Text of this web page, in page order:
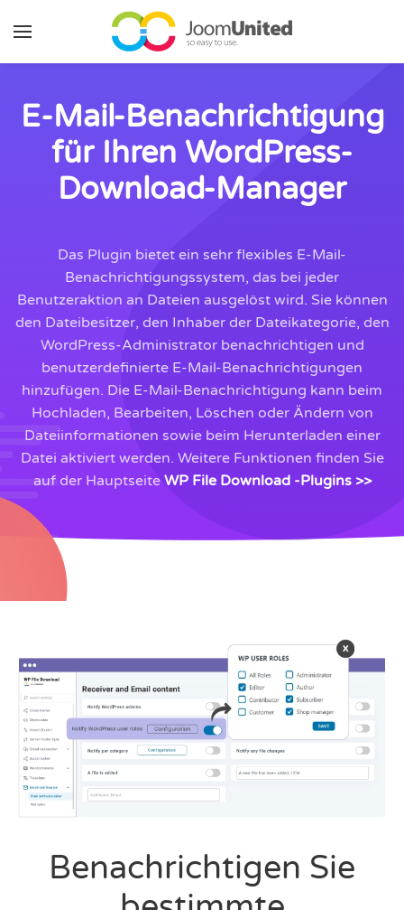
Zum Hauptinhalt springen
E-Mail-Benachrichtigung
für Ihren WordPress-
Download-Manager
Das Plugin bietet ein sehr flexibles E-Mail-
Benachrichtigungssystem, das bei jeder
Benutzeraktion an Dateien ausgelöst wird. Sie können
den Dateibesitzer, den Inhaber der Dateikategorie, den
WordPress-Administrator benachrichtigen und
benutzerdefinierte E-Mail-Benachrichtigungen
hinzufügen. Die E-Mail-Benachrichtigung kann beim
Hochladen, Bearbeiten, Löschen oder Ändern von
Dateiinformationen sowie beim Herunterladen einer
Datei aktiviert werden. Weitere Funktionen finden Sie
auf der Hauptseite WP File Download -Plugins >>
Benachrichtigen Sie